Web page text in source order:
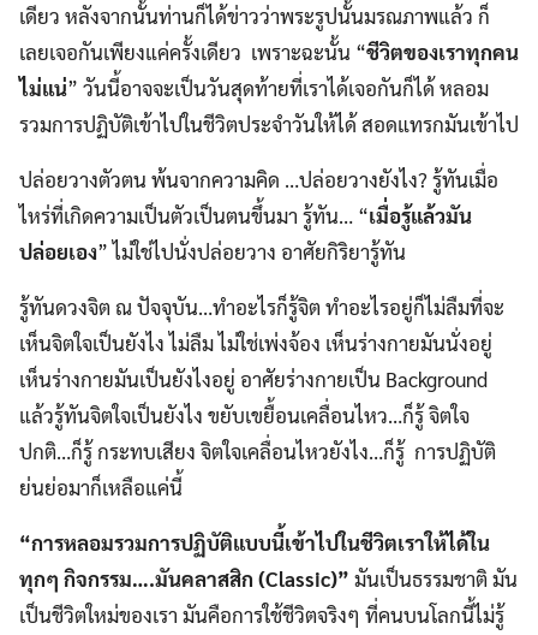
เดียว หลังจากนั้นท่านก็ได้ข่าวว่าพระรูปนั้นมรณภาพแล้ว ก็
เลยเจอกันเพียงแค่ครั้งเดียว เพราะฉะนั้น “ชีวิตของเราทุกคน
ไม่แน่” วันนี้อาจจะเป็นวันสุดท้ายที่เราได้เจอกันก็ได้ หลอม
รวมการปฏิบัติเข้าไปในชีวิตประจำวันให้ได้ สอดแทรกมันเข้าไป
ปล่อยวางตัวตน พ้นจากความคิด …ปล่อยวางยังไง? รู้ทันเมื่อ
ไหร่ที่เกิดความเป็นตัวเป็นตนขึ้นมา รู้ทัน… “เมื่อรู้แล้วมัน
ปล่อยเอง” ไม่ใช่ไปนั่งปล่อยวาง อาศัยกิริยารู้ทัน
รู้ทันดวงจิต ณ ปัจจุบัน…ทำอะไรก็รู้จิต ทำอะไรอยู่ก็ไม่ลืมที่จะ
เห็นจิตใจเป็นยังไง ไม่ลืม ไม่ใช่เพ่งจ้อง เห็นร่างกายมันนั่งอยู่
เห็นร่างกายมันเป็นยังไงอยู่ อาศัยร่างกายเป็น Background
แล้วรู้ทันจิตใจเป็นยังไง ขยับเขยื้อนเคลื่อนไหว…ก็รู้ จิตใจ
ปกติ…ก็รู้ กระทบเสียง จิตใจเคลื่อนไหวยังไง…ก็รู้ การปฏิบัติ
ย่นย่อมาก็เหลือแค่นี้
“การหลอมรวมการปฏิบัติแบบนี้เข้าไปในชีวิตเราให้ได้ใน
ทุกๆ กิจกรรม….มันคลาสสิก (Classic)” มันเป็นธรรมชาติ มัน
เป็นชีวิตใหม่ของเรา มันคือการใช้ชีวิตจริงๆ ที่คนบนโลกนี้ไม่รู้